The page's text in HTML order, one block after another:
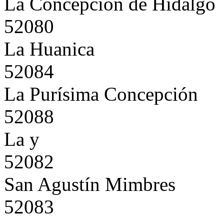
52080
La Huanica
52084
La Purísima Concepción
52088
La y
52082
San Agustín Mimbres
52083